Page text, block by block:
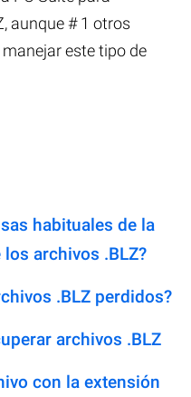
aunque # 1 otros
este tipo de
habituales de la
archivos .BLZ?
.BLZ perdidos?
archivos .BLZ
con la extensión